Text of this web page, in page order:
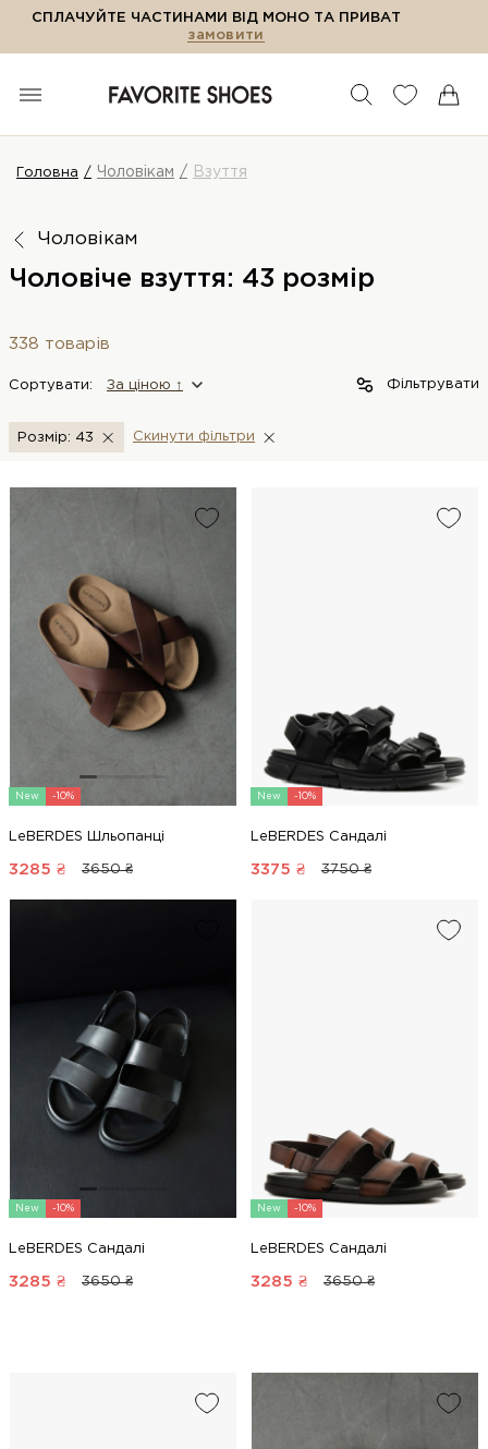
СПЛАЧУЙТЕ ЧАСТИНАМИ ВІД МОНО ТА ПРИВАТ
замовити
Головна Чоловікам Взуття
Чоловікам
Чоловіче взуття: 43 розмір
338 товарів
Сортувати: За цiною ↑ Фільтрувати
Розмір: 43 Скинути фiльтри
New -10%
LeBERDES Шльопанці
3285 ₴ 3650 ₴
New -10%
LeBERDES Сандалі
3375 ₴ 3750 ₴
New -10%
LeBERDES Сандалі
3285 ₴ 3650 ₴
New -10%
LeBERDES Сандалі
3285 ₴ 3650 ₴